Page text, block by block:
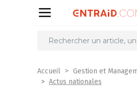
Partager
Accueil
Gestion et
Actus nationales